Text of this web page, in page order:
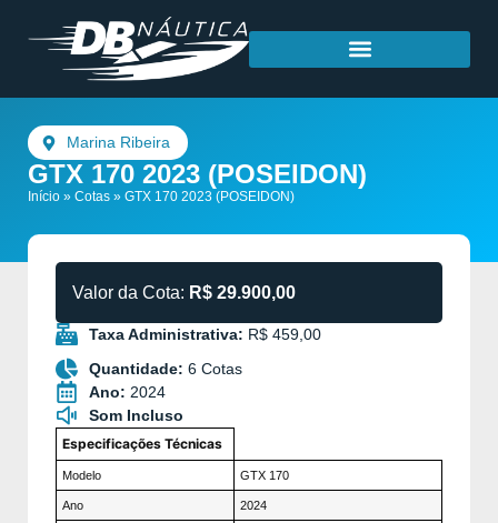
Marina Ribeira
GTX 170 2023 (POSEIDON)
Início » Cotas » GTX 170 2023 (POSEIDON)
Valor da Cota: R$ 29.900,00
Taxa Administrativa: R$ 459,00
Quantidade: 6 Cotas
Ano: 2024
Som Incluso
Especificações Técnicas
Modelo GTX 170
Ano 2024